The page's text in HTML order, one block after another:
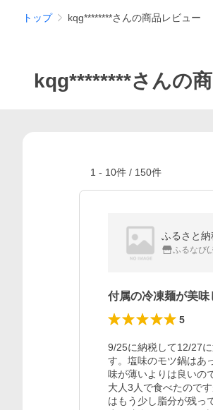
トップ kqg********さんの商品レビュー
kqg********さんの
1 - 10件 / 150件
ふるさと
ふるなび(
付属の冷凍麺が美味
5
9/25に納税して12/27
す。塩味のモツ鍋はあ
味が薄いよりは良いの
大人3人で食べたので
はもう少し脂分が残っ